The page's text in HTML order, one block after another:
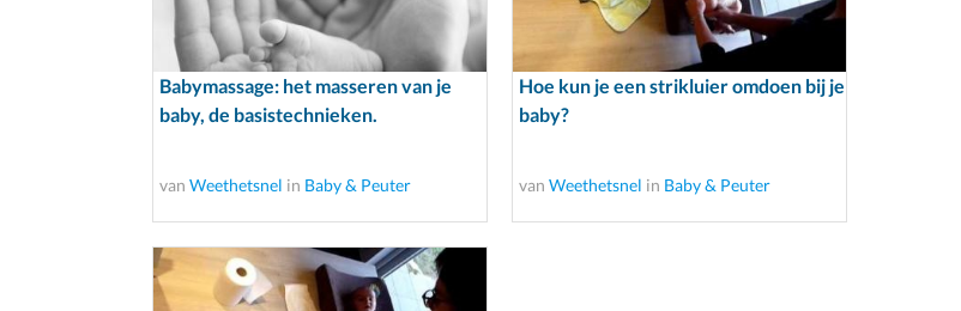
Babymassage: het masseren van je
baby, de basistechnieken.
van Weethetsnel in Baby & Peuter
Hoe kun je een strikluier omdoen bij je
baby?
van Weethetsnel in Baby & Peuter